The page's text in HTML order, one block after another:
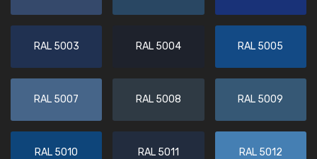
RAL 5003 RAL 5004 RAL 5005
RAL 5007 RAL 5008 RAL 5009
RAL 5010 RAL 5011 RAL 5012